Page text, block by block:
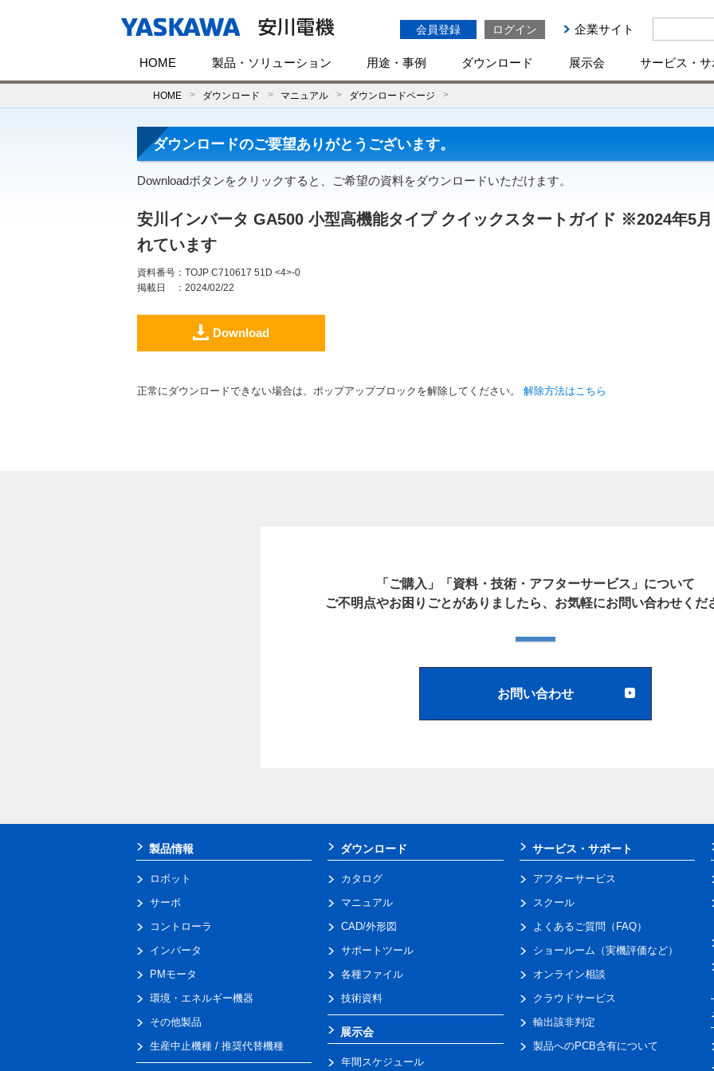
会員登録 ログイン 企業サイト
HOME 製品・ソリューション 用途・事例 ダウンロード 展示会 サービス・
HOME ダウンロード マニュアル ダウンロードページ
ダウンロードのご要望ありがとうございます。
Downloadボタンをクリックすると、ご希望の資料をダウンロードいただけます。
安川インバータ GA500 小型高機能タイプ クイックスタートガイド ※2024年5
れています
資料番号 ：TOJP C710617 51D <4>-0
掲載日
：2024/02/22
Download
正常にダウンロードできない場合は、ポップアップブロックを解除してください。 解除方法はこちら
「ご購入」「資料・技術・アフターサービス」について
ご不明点やお困りごとがありましたら、お気軽にお問い合わせくだ
お問い合わせ
製品情報
ロボット
サーボ
コントローラ
インバータ
PMモータ
環境・エネルギー機器
その他製品
生産中止機種 / 推奨代替機種
ダウンロード
カタログ
マニュアル
CAD/外形図
サポートツール
各種ファイル
技術資料
展示会
年間スケジュール
サービス・サポート
アフターサービス
スクール
よくあるご質問（FAQ）
ショールーム（実機評価など）
オンライン相談
クラウドサービス
輸出該非判定
製品へのPCB含有について